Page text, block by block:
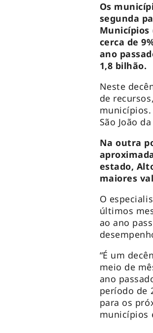
Os
segunda
Municípios
cerca de
ano
1,8 bilhão.
Neste
de
São João
Na outra
estado,
maiores
O
últimos
ao ano
“É um
meio de
ano
período de
para os
municípios